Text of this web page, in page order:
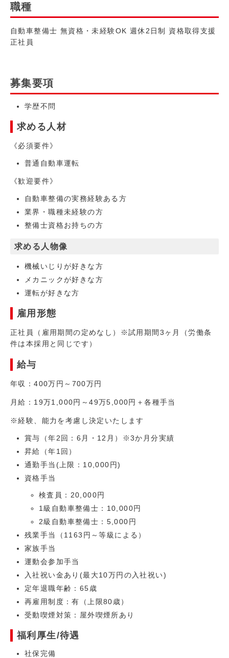
職種
自動車整備士 無資格・未経験OK 週休2日制 資格取得支援
正社員
募集要項
学歴不問
求める人材
《必須要件》
普通自動車運転
《歓迎要件》
自動車整備の実務経験ある方
業界・職種未経験の方
整備士資格お持ちの方
求める人物像
機械いじりが好きな方
メカニックが好きな方
運転が好きな方
雇用形態
正社員（雇用期間の定めなし）※試用期間3ヶ月（労働条
件は本採用と同じです）
給与
年収：400万円～700万円
月給：19万1,000円～49万5,000円＋各種手当
※経験、能力を考慮し決定いたします
賞与（年2回：6月・12月）※3か月分実績
昇給（年1回）
通勤手当(上限：10,000円)
資格手当
検査員：20,000円
1級自動車整備士：10,000円
2級自動車整備士：5,000円
残業手当（1163円～等級による）
家族手当
運動会参加手当
入社祝い金あり(最大10万円の入社祝い)
定年退職年齢：65歳
再雇用制度：有（上限80歳）
受動喫煙対策：屋外喫煙所あり
福利厚生/待遇
社保完備